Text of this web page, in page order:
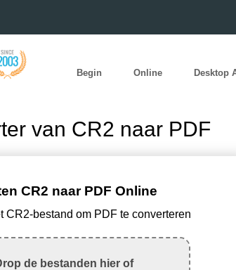
Begin Online Desktop
van CR2 naar PDF
CR2 naar PDF Online
CR2-bestand om PDF te converteren
de bestanden hier of